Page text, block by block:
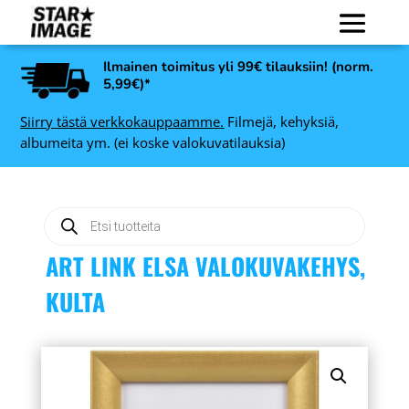
Ilmainen toimitus yli 99€ tilauksiin! (norm.
5,99€)*
Siirry tästä verkkokauppaamme. Filmejä, kehyksiä,
albumeita ym. (ei koske valokuvatilauksia)
search
ART LINK ELSA VALOKUVAKEHYS,
KULTA
Revolog LAZER 400 135,